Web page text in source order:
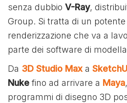
senza dubbioV-Ray,
Group. Si tratta di un
renderizzazione che va a
parte dei software di
Da 3D Studio Maxa
Nukefino ad arrivare a Maya
programmi di disegno 3D